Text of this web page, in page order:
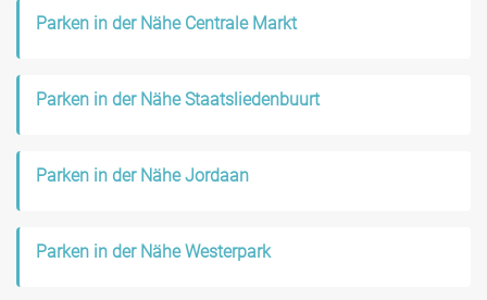
Parken in der Nähe Centrale Markt
Parken in der Nähe Staatsliedenbuurt
Parken in der Nähe Jordaan
Parken in der Nähe Westerpark